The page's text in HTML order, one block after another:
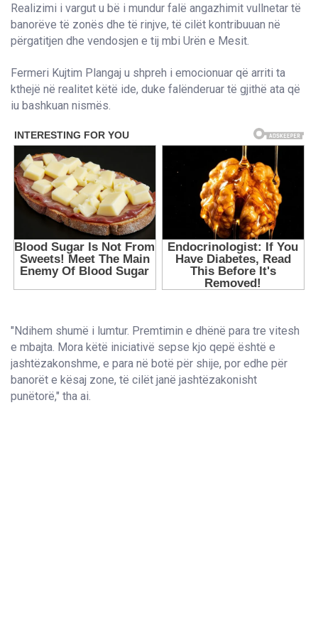
Realizimi i vargut u bë i mundur falë angazhimit vullnetar të
banorëve të zonës dhe të rinjve, të cilët kontribuuan në
përgatitjen dhe vendosjen e tij mbi Urën e Mesit.
Fermeri Kujtim Plangaj u shpreh i emocionuar që arriti ta
kthejë në realitet këtë ide, duke falënderuar të gjithë ata që
iu bashkuan nismës.
"Ndihem shumë i lumtur. Premtimin e dhënë para tre vitesh
e mbajta. Mora këtë iniciativë sepse kjo qepë është e
jashtëzakonshme, e para në botë për shije, por edhe për
banorët e kësaj zone, të cilët janë jashtëzakonisht
punëtorë," tha ai.